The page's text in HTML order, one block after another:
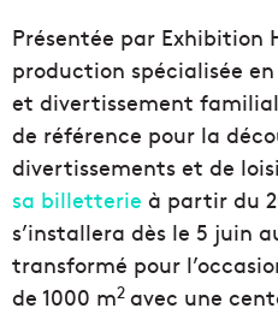
Présentée par Exhibition
production spécialisée
et divertissement
de référence pour la
divertissements et de
sa billetterie à partir du
s’installera dès le 5 juin
transformé pour
de 1000 m2 avec une